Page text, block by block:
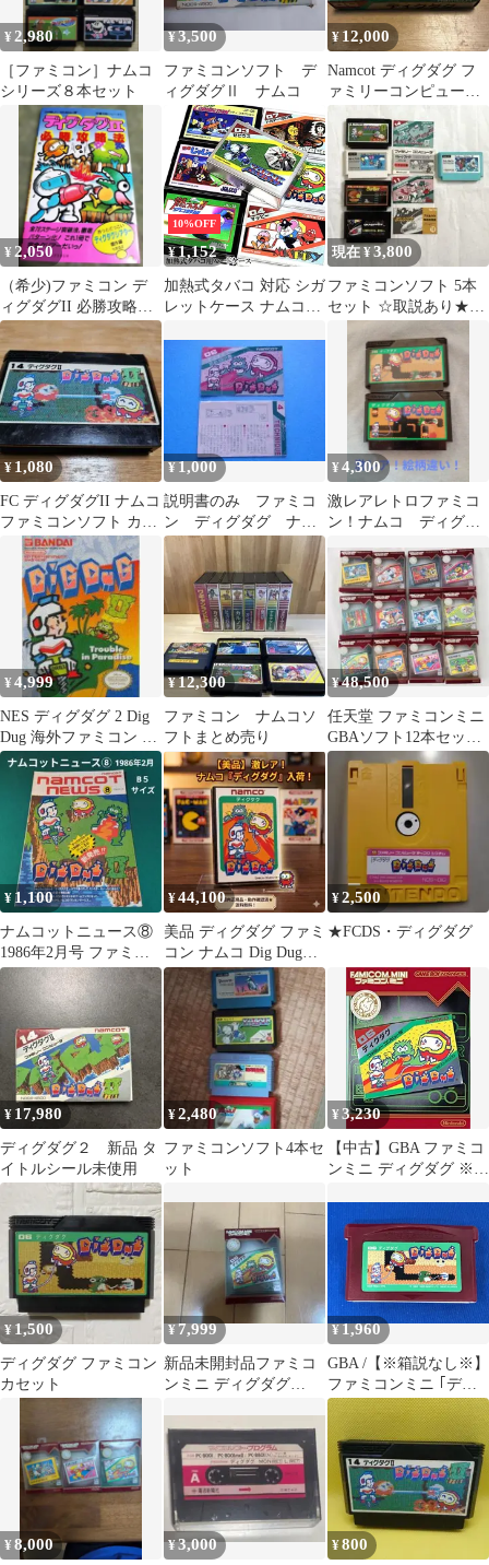
¥ 2,980
［ファミコン］ナムコ
シリーズ８本セット
¥3,500
ファミコンソフト デ
ィグダグⅡ ナムコ
¥ 12,000
Namcot ディグダグ フ
ァミリーコンピュータ
ソフト
¥ 2,050
（希少)ファミコン デ
ィグダグII 必勝攻略法
(1986年5月22日初版)
10%OFF
¥1,152
加熱式タバコ 対応 シガ
レットケース ナムコレ
ゲーム ハード ケース
かわいい アイコス 選べ
る 7種類 IQOS ヒート
スティック対応 タバコ
ケース カートリッジ フ
ァミコン カセット メン
ズ ギフト レディース
プレゼント
現在 ¥3,800
ファミコンソフト 5本
セット ☆取説あり★箱
なし・動作未確認
¥ 1,080
​FC ディグダグII ナムコ
ファミコンソフト カセ
ット Dig Dug II
¥1,000
説明書のみ ファミコ
ン ディグダグ ナム
コ 1985年
¥4,300
激レアレトロファミコ
ン！ナムコ ディグダ
違い2本セット
¥4,999
NES ディグダグ 2 Dig
Dug 海外ファミコン 任
天堂 バンダイ ナムコ
¥12,300
ファミコン ナムコソ
フトまとめ売り
¥48,500
任天堂 ファミコンミニ
GBAソフト12本セット
まとめて
¥1,100
ナムコットニュース⑧
1986年2月号 ファミコ
ン 広告 チラシ 当時物
¥44,100
美品 ディグダグ ファミ
コン ナムコ Dig Dug
Famicom Namco
¥2,500
★FCDS・ディグダグ
¥ 17,980
ディグダグ２ 新品 タ
イトルシール未使用
¥2,480
ファミコンソフト4本セ
ット
¥3,230
【中古】GBA ファミコ
ンミニ ディグダグ ※カ
¥ 1,500
ディグダグ ファミコン
カセット
¥7,999
新品未開封品ファミコ
ンミニ ディグダグ
¥1,960
GBA /【※箱説なし※】
ファミコンミニ ｢ディ
グダグ｣ / 起動確認済み
¥8,000 ¥3,000 ¥800